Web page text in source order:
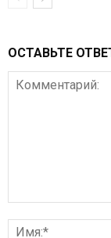
ОСТАВЬТЕ